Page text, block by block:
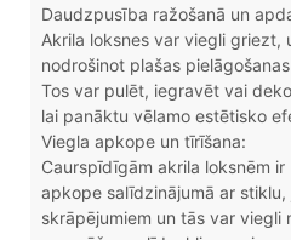
Daudzpusība ražošanā un
Akrila loksnes var viegli
nodrošinot plašas
Tos var pulēt, iegravēt vai
lai panāktu vēlamo estētisko
Viegla apkope un tīrīšana:
Caurspīdīgām akrila loksnēm ir
apkope salīdzinājumā ar
skrāpējumiem un tās var viegli